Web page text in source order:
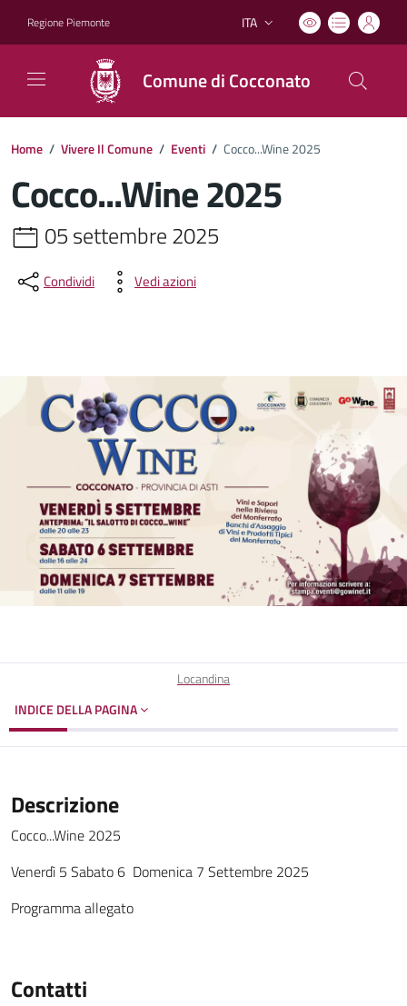
Regione Piemonte Lingua attiva:
ITA
Comune di Cocconato
Home / Vivere Il Comune / Eventi / Cocco...Wine 2025
Cocco...Wine 2025
05 settembre 2025
Condividi Vedi azioni
Locandina
INDICE DELLA PAGINA
Descrizione
Cocco...Wine 2025
Venerdì 5 Sabato 6 Domenica 7 Settembre 2025
Programma allegato
Contatti